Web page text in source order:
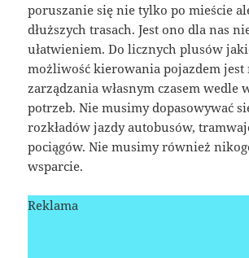
poruszanie się nie tylko po mieście
dłuższych trasach. Jest ono dla nas
ułatwieniem. Do licznych plusów
możliwość kierowania pojazdem jest
zarządzania własnym czasem wedle
potrzeb. Nie musimy dopasowywać
rozkładów jazdy autobusów,
pociągów. Nie musimy również
wsparcie.
Reklama